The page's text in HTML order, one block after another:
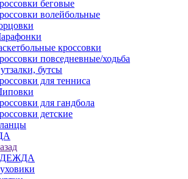
беговые
волейбольные
кроссовки
повседневные/ходьба
бутсы
для тенниса
для гандбола
детские